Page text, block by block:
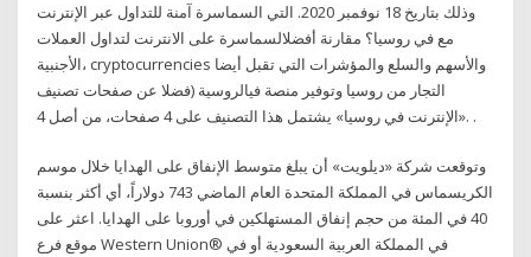
وذلك بتاريخ 18 نوفمبر 2020. التي السماسرة آمنة للتداول عبر الإنترنت
مع في روسيا؟ مقارنة أفضلالسماسرة على الانترنت لتداول العملات
الأجنبية، cryptocurrencies والأسهم والسلع والمؤشرات التي تقبل أيضا
التجار من روسيا وتوفير منصة فيالروسية (فضلا عن صفحات تصنيف
«الإنترنت في روسيا» يشتمل هذا التصنيف على 4 صفحات، من أصل 4. .
وتوقعت شركة «ديلويت» أن يبلغ متوسط الإنفاق على الهدايا خلال موسم
الكريسماس في المملكة المتحدة العام الماضي 743 دولاراً، أي أكثر بنسبة
40 في المئة من حجم إنفاق المستهلكين في أوروبا على الهدايا. اعثر على
موقع فرع Western Union® في المملكة العربية السعودية أو في